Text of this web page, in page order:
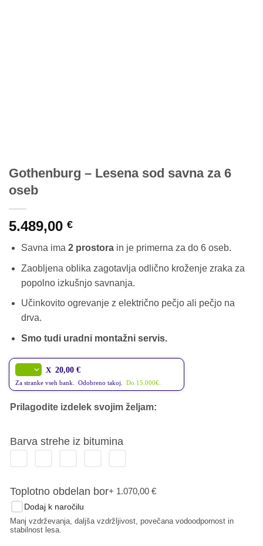
Gothenburg – Lesena sod savna za 6
oseb
5.489,00 €
Savna ima 2 prostorain je primerna za do 6 oseb.
Zaobljena oblika zagotavlja odlično kroženje zraka za
popolno izkušnjo savnanja.
Učinkovito ogrevanje z električno pečjo ali pečjo na
drva.
Smo tudi uradni montažni servis.
X 20,00 €
Za stranke vseh bank. Odobreno takoj. Do 15.000€.
Prilagodite izdelek svojim željam:
Barva strehe iz bitumina
Toplotno obdelan bor+ 1.070,00 €
Dodaj k naročilu
Manj vzdrževanja, daljša vzdržljivost, povečana vodoodpornost in
stabilnost lesa.